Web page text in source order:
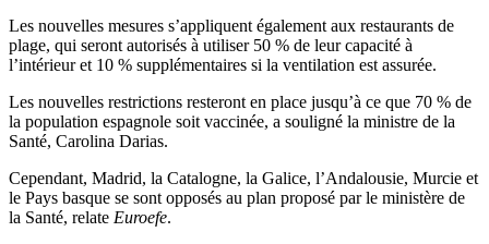
Les nouvelles mesures s’appliquent également aux restaurants de
plage, qui seront autorisés à utiliser 50 % de leur capacité à
l’intérieur et 10 % supplémentaires si la ventilation est assurée.
Les nouvelles restrictions resteront en place jusqu’à ce que 70 % de
la population espagnole soit vaccinée, a souligné la ministre de la
Santé, Carolina Darias.
Cependant, Madrid, la Catalogne, la Galice, l’Andalousie, Murcie et
le Pays basque se sont opposés au plan proposé par le ministère de
la Santé, relate Euroefe.